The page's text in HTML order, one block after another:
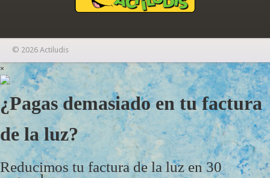
© 2026 Actiludis
×
¿Pagas demasiado en tu factura
de la luz?
Reducimos tu factura de la luz en 30